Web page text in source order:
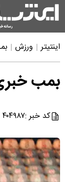
اینتیتر ورزش
بمب
کد خبر :۴۰۴۹۸۷